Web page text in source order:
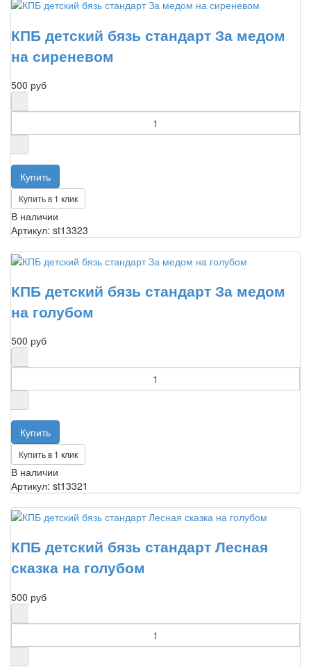
КПБ детский бязь стандарт За медом
на сиреневом
500 руб
Купить в 1 клик
В наличии
Артикул: st13323
КПБ детский бязь стандарт За медом
на голубом
500 руб
Купить в 1 клик
В наличии
Артикул: st13321
КПБ детский бязь стандарт Лесная
сказка на голубом
500 руб